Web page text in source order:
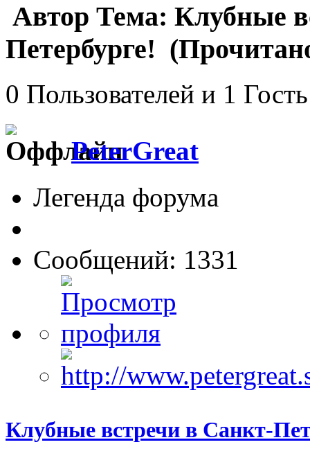
Автор Тема: Клубные
Петербурге!
0 Пользователей и 1
PeterGreat
Легенда форума
Сообщений: 1331
Клубные встречи в Санкт-